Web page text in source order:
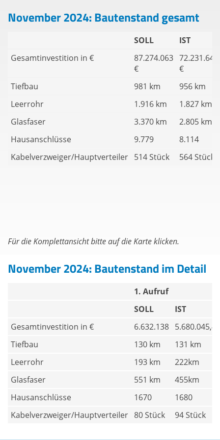
November 2024: Bautenstand gesamt
SOLL
IST
Gesamtinvestition in €
87.274.063
€
72.231.640
€
Tiefbau
981 km
956 km
Leerrohr
1.916 km
1.827 km
Glasfaser
3.370 km
2.805 km
Hausanschlüsse
9.779
8.114
Kabelverzweiger/Hauptverteiler 514 Stück 564 Stück
Für die Komplettansicht bitte auf die Karte klicken.
November 2024: Bautenstand im Detail
1. Aufruf
SOLL
IST
Gesamtinvestition in €
6.632.138 5.680.045,47
Tiefbau
130 km
131 km
Leerrohr
193 km
222km
Glasfaser
551 km
455km
Hausanschlüsse
1670
1680
Kabelverzweiger/Hauptverteiler 80 Stück 94 Stück